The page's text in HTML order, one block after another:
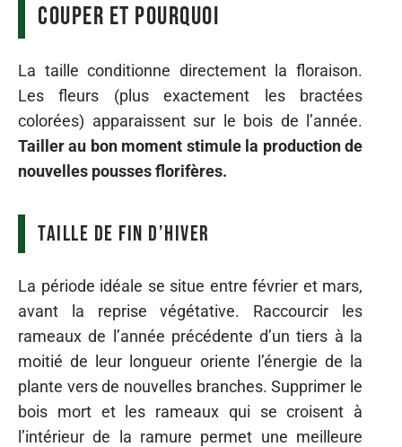
couper et pourquoi
La taille conditionne directement la floraison.
Les fleurs (plus exactement les bractées
colorées) apparaissent sur le bois de l’année.
Tailler au bon moment stimule la production de
nouvelles pousses florifères.
Taille de fin d’hiver
La période idéale se situe entre février et mars,
avant la reprise végétative. Raccourcir les
rameaux de l’année précédente d’un tiers à la
moitié de leur longueur oriente l’énergie de la
plante vers de nouvelles branches. Supprimer le
bois mort et les rameaux qui se croisent à
l’intérieur de la ramure permet une meilleure